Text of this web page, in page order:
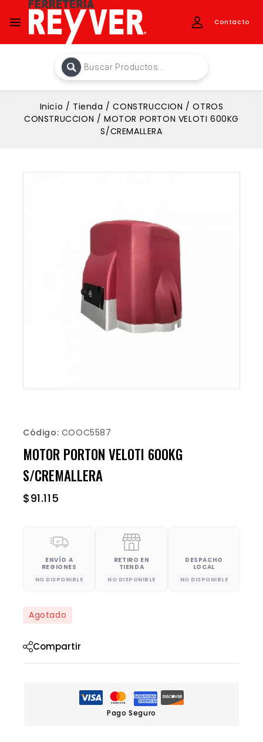
Contacto
Inicio / Tienda / CONSTRUCCION / OTROS
CONSTRUCCION / MOTOR PORTON VELOTI 600KG
S/CREMALLERA
Código: COOC5587
MOTOR PORTON VELOTI 600KG
S/CREMALLERA
$91.115
ENVÍO A
REGIONES
NO DISPONIBLE
RETIRO EN
TIENDA
NO DISPONIBLE
DESPACHO
LOCAL
NO DISPONIBLE
Agotado
Compartir
Pago Seguro